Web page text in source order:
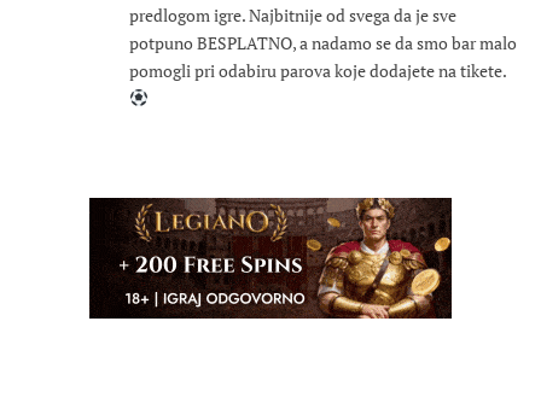
predlogom igre. Najbitnije od svega da je sve
potpuno BESPLATNO, a nadamo se da smo bar malo
pomogli pri odabiru parova koje dodajete na tikete.